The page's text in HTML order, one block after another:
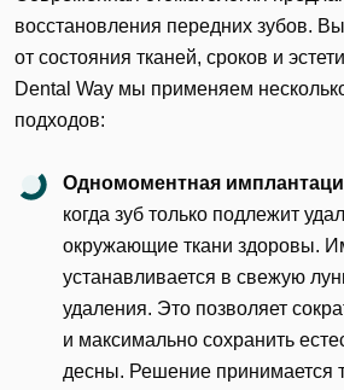
восстановления передних зубов.
от состояния тканей, сроков и
Dental Way мы применяем
подходов:
Одномоментная
когда зуб только подлежит
окружающие ткани здоровы.
устанавливается в свежую
удаления. Это позволяет
и максимально сохранить
десны. Решение принимается